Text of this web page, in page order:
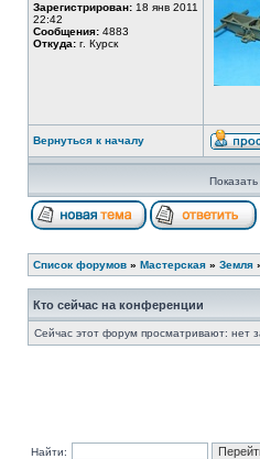
Зарегистрирован: 18 янв 2011
22:42
Сообщения: 4883
Откуда: г. Курск
Вернуться к началу
Список форумов » Мастерская » Земля
Кто сейчас на конференции
Сейчас этот форум просматривают: нет
Найти: